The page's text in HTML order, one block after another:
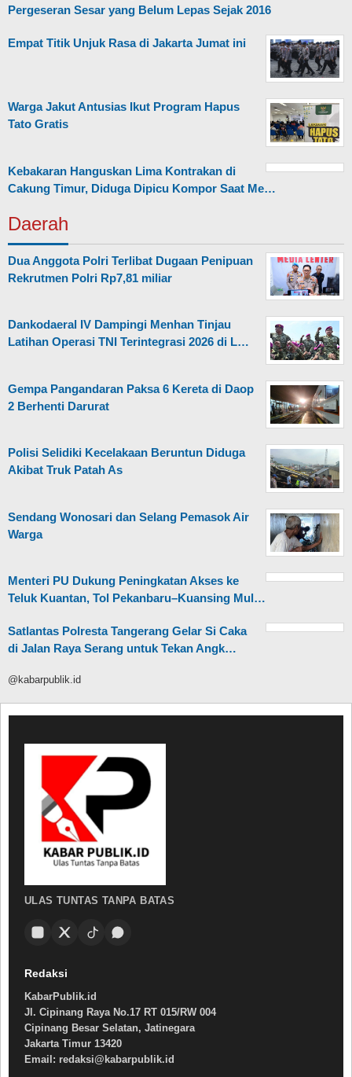
Pergeseran Sesar yang Belum Lepas Sejak 2016
Empat Titik Unjuk Rasa di Jakarta Jumat ini
Warga Jakut Antusias Ikut Program Hapus
Tato Gratis
Kebakaran Hanguskan Lima Kontrakan di
Cakung Timur, Diduga Dipicu Kompor Saat Me…
Daerah
Dua Anggota Polri Terlibat Dugaan Penipuan
Rekrutmen Polri Rp7,81 miliar
Dankodaeral IV Dampingi Menhan Tinjau
Latihan Operasi TNI Terintegrasi 2026 di L…
Gempa Pangandaran Paksa 6 Kereta di Daop
2 Berhenti Darurat
Polisi Selidiki Kecelakaan Beruntun Diduga
Akibat Truk Patah As
Sendang Wonosari dan Selang Pemasok Air
Warga
Menteri PU Dukung Peningkatan Akses ke
Teluk Kuantan, Tol Pekanbaru–Kuansing Mul…
Satlantas Polresta Tangerang Gelar Si Caka
di Jalan Raya Serang untuk Tekan Angk…
@kabarpublik.id
ULAS TUNTAS TANPA BATAS
Redaksi
KabarPublik.id
Jl. Cipinang Raya No.17 RT 015/RW 004
Cipinang Besar Selatan, Jatinegara
Jakarta Timur 13420
Email: redaksi@kabarpublik.id